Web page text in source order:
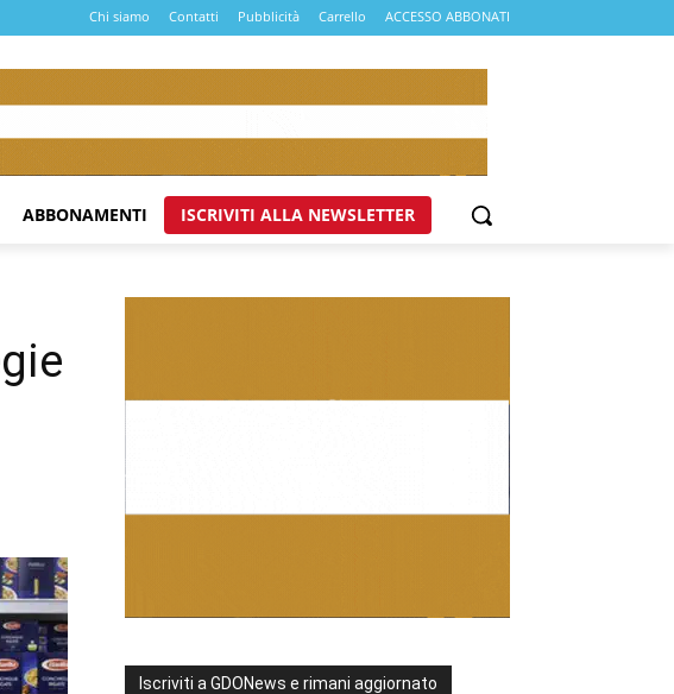
Chi siamo Contatti Pubblicità Carrello ACCESSO ABBONATI
ABBONAMENTI ISCRIVITI ALLA NEWSLETTER
Iscriviti a GDONews e rimani aggiornato